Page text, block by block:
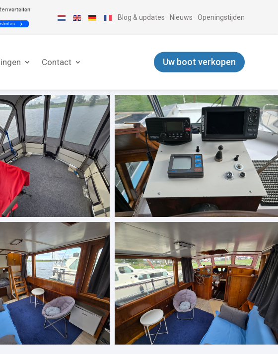
Blog & updates Nieuws Openingstijden
Contact Uw boot verkopen